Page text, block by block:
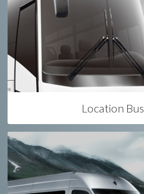
Location Bus